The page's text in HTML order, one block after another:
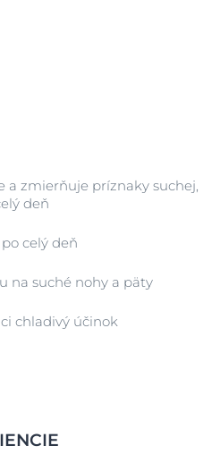
a zmierňuje príznaky suchej,
deň
celý deň
na suché nohy a päty
chladivý účinok